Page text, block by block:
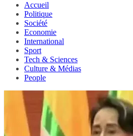
Accueil
Politique
Société
Economie
International
Sport
Tech & Sciences
Culture & Médias
People